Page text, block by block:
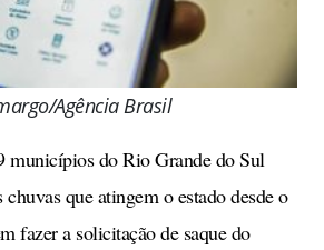
Agência Brasil
municípios do Rio Grande do Sul
chuvas que atingem o estado desde o
fazer a solicitação de saque do